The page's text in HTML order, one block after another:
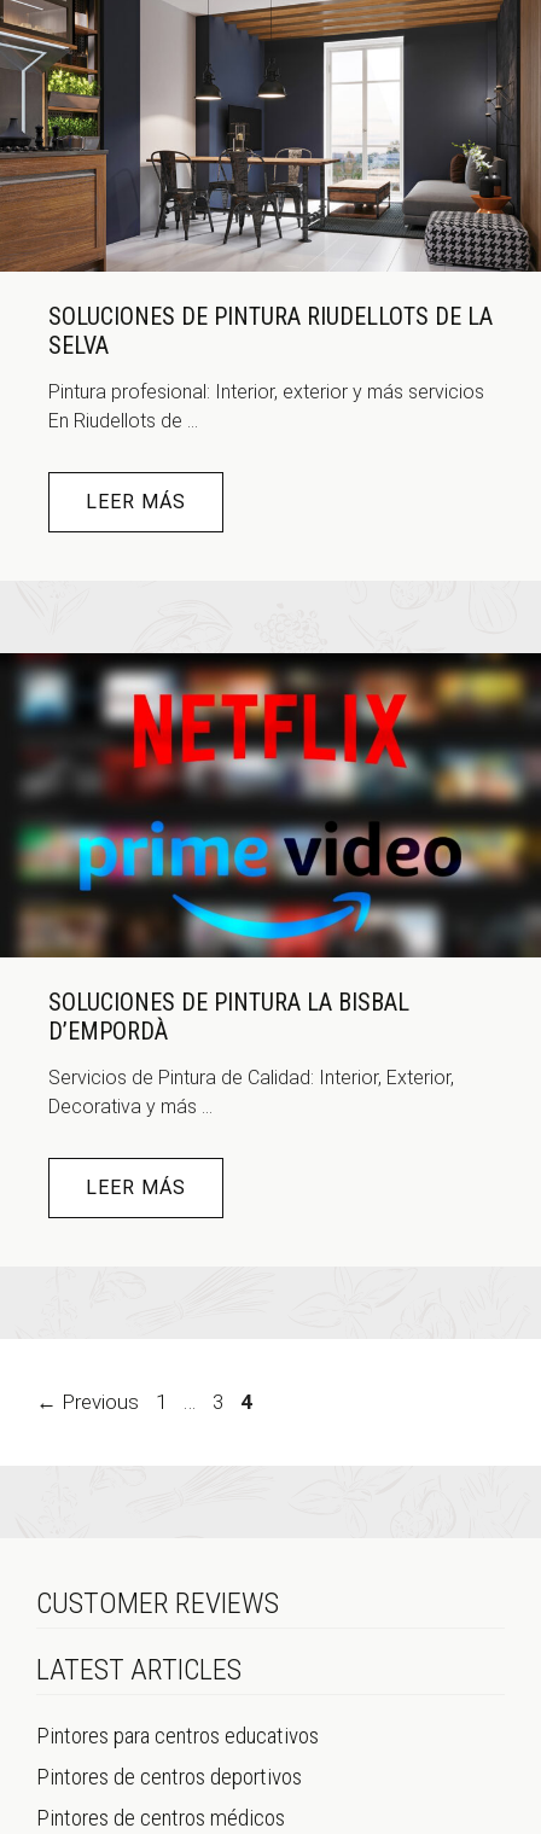
SOLUCIONES DE PINTURA RIUDELLOTS DE LA
SELVA
Pintura profesional: Interior, exterior y más servicios
En Riudellots de ...
LEER MÁS
SOLUCIONES DE PINTURA LA BISBAL
D’EMPORDÀ
Servicios de Pintura de Calidad: Interior, Exterior,
Decorativa y más ...
LEER MÁS
← Previous Page
1 … Page
3 Page
4
CUSTOMER REVIEWS
LATEST ARTICLES
Pintores para centros educativos
Pintores de centros deportivos
Pintores de centros médicos